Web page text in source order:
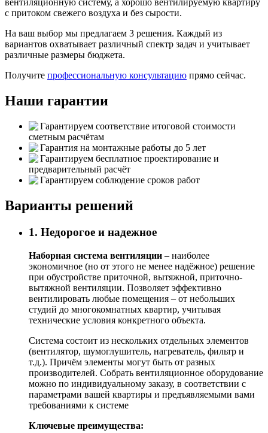
вентиляционную систему, а хорошо вентилируемую квартиру
с притоком свежего воздуха и без сырости.
На ваш выбор мы предлагаем 3 решения. Каждый из
вариантов охватывает различный спектр задач и учитывает
различные размеры бюджета.
Получите профессиональную консультацию прямо сейчас.
Наши гарантии
Гарантируем соответствие итоговой стоимости
сметным расчётам
Гарантия на монтажные работы до 5 лет
Гарантируем бесплатное проектирование и
предварительный расчёт
Гарантируем соблюдение сроков работ
Варианты решений
1. Недорогое и надежное
Наборная система вентиляции – наиболее
экономичное (но от этого не менее надёжное) решение
при обустройстве приточной, вытяжной, приточно-
вытяжной вентиляции. Позволяет эффективно
вентилировать любые помещения – от небольших
студий до многокомнатных квартир, учитывая
технические условия конкретного объекта.
Система состоит из нескольких отдельных элементов
(вентилятор, шумоглушитель, нагреватель, фильтр и
т.д.). Причём элементы могут быть от разных
производителей. Собрать вентиляционное оборудование
можно по индивидуальному заказу, в соответствии с
параметрами вашей квартиры и предъявляемыми вами
требованиями к системе
Ключевые преимущества: